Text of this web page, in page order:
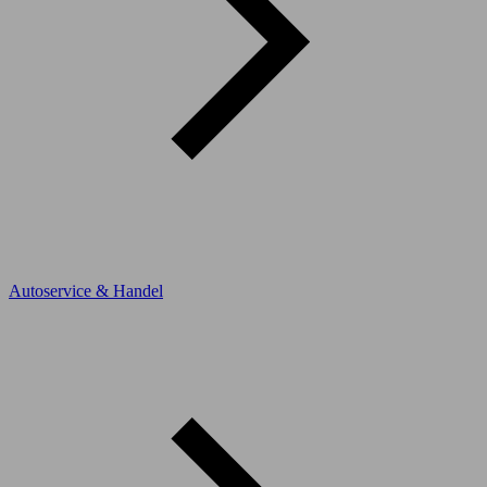
Autoservice & Handel